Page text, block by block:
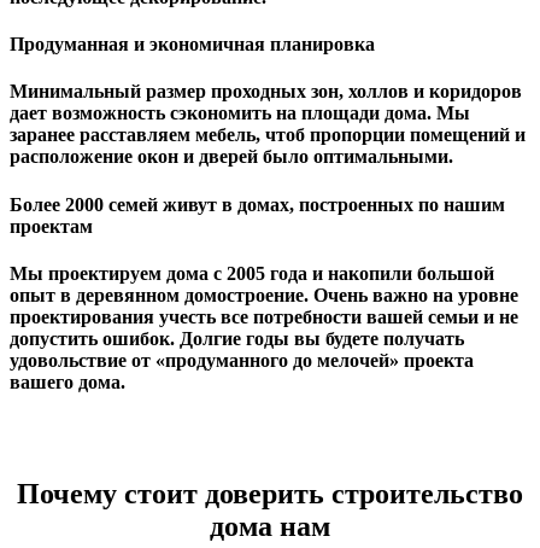
Продуманная и экономичная планировка
Минимальный размер проходных зон, холлов и коридоров
дает возможность сэкономить на площади дома. Мы
заранее расставляем мебель, чтоб пропорции помещений и
расположение окон и дверей было оптимальными.
Более 2000 семей живут в домах, построенных по нашим
проектам
Мы проектируем дома с 2005 года и накопили большой
опыт в деревянном домостроение. Очень важно на уровне
проектирования учесть все потребности вашей семьи и не
допустить ошибок. Долгие годы вы будете получать
удовольствие от «продуманного до мелочей» проекта
вашего дома.
Почему стоит доверить строительство
дома нам